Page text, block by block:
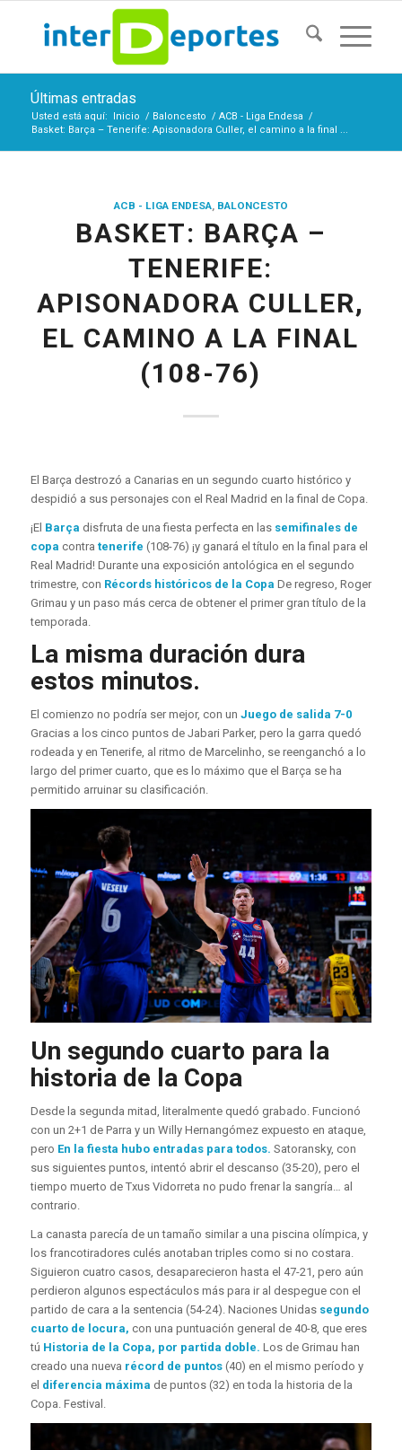
Últimas entradas
Usted está aquí: Inicio / Baloncesto / ACB - Liga Endesa /
Basket: Barça – Tenerife: Apisonadora Culler, el camino a la final ...
ACB - LIGA ENDESA, BALONCESTO
BASKET: BARÇA –
TENERIFE:
APISONADORA CULLER,
EL CAMINO A LA FINAL
(108-76)
El Barça destrozó a Canarias en un segundo cuarto histórico y
despidió a sus personajes con el Real Madrid en la final de Copa.
¡El Barça disfruta de una fiesta perfecta en las semifinales de
copa contra tenerife (108-76) ¡y ganará el título en la final para el
Real Madrid! Durante una exposición antológica en el segundo
trimestre, con Récords históricos de la Copa De regreso, Roger
Grimau y un paso más cerca de obtener el primer gran título de la
temporada.
La misma duración dura
estos minutos.
El comienzo no podría ser mejor, con un Juego de salida 7-0
Gracias a los cinco puntos de Jabari Parker, pero la garra quedó
rodeada y en Tenerife, al ritmo de Marcelinho, se reenganchó a lo
largo del primer cuarto, que es lo máximo que el Barça se ha
permitido arruinar su clasificación.
Un segundo cuarto para la
historia de la Copa
Desde la segunda mitad, literalmente quedó grabado. Funcionó
con un 2+1 de Parra y un Willy Hernangómez expuesto en ataque,
pero En la fiesta hubo entradas para todos. Satoransky, con
sus siguientes puntos, intentó abrir el descanso (35-20), pero el
tiempo muerto de Txus Vidorreta no pudo frenar la sangría… al
contrario.
La canasta parecía de un tamaño similar a una piscina olímpica, y
los francotiradores culés anotaban triples como si no costara.
Siguieron cuatro casos, desaparecieron hasta el 47-21, pero aún
perdieron algunos espectáculos más para ir al despegue con el
partido de cara a la sentencia (54-24). Naciones Unidas segundo
cuarto de locura, con una puntuación general de 40-8, que eres
tú Historia de la Copa, por partida doble. Los de Grimau han
creado una nueva récord de puntos (40) en el mismo período y
el diferencia máxima de puntos (32) en toda la historia de la
Copa. Festival.